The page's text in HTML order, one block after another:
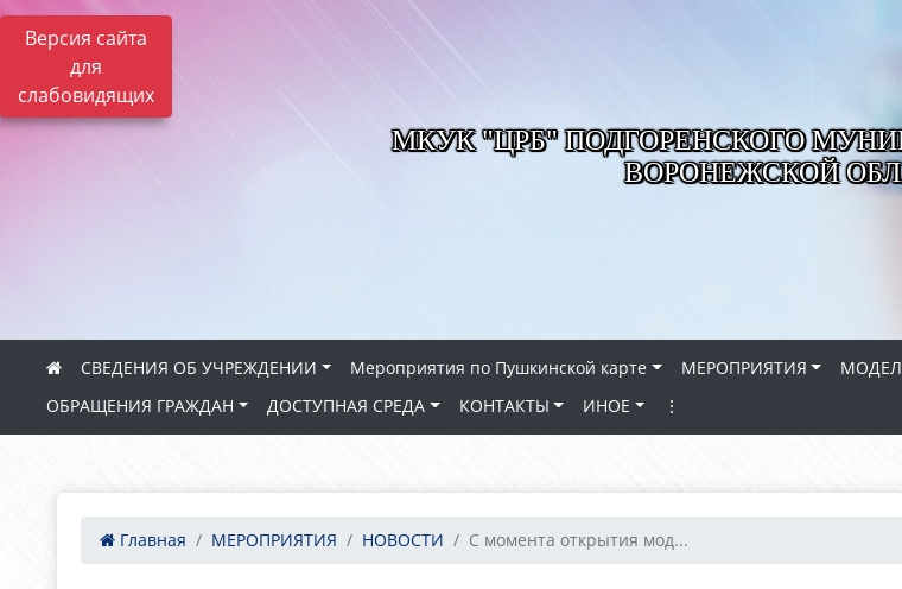
Версия сайта
для
слабовидящих
МКУК "ЦРБ" ПОДГОРЕНСКОГО
ВОРОНЕЖСКОЙ
СВЕДЕНИЯ ОБ УЧРЕЖДЕНИИ Мероприятия по Пушкинской карте МЕРОПРИЯТИЯ
ОБРАЩЕНИЯ ГРАЖДАН
ДОСТУПНАЯ СРЕДА КОНТАКТЫ ИНОЕ ⋮
Главная МЕРОПРИЯТИЯ НОВОСТИ С момента открытия мод...